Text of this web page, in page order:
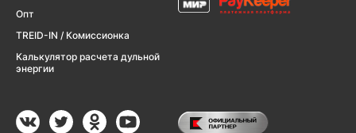
Опт
TREID-IN / Комиссионка
Калькулятор расчета дульной
энергии